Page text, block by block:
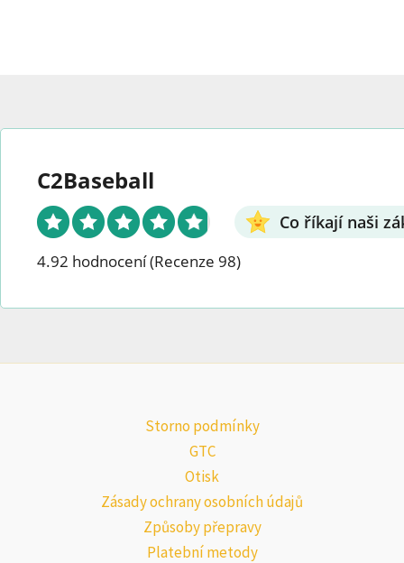
C2Baseball
Co říkají naši
4.92 hodnocení(Recenze 98)
Storno podmínky
GTC
Otisk
Zásady ochrany osobních údajů
Způsoby přepravy
Platební metody